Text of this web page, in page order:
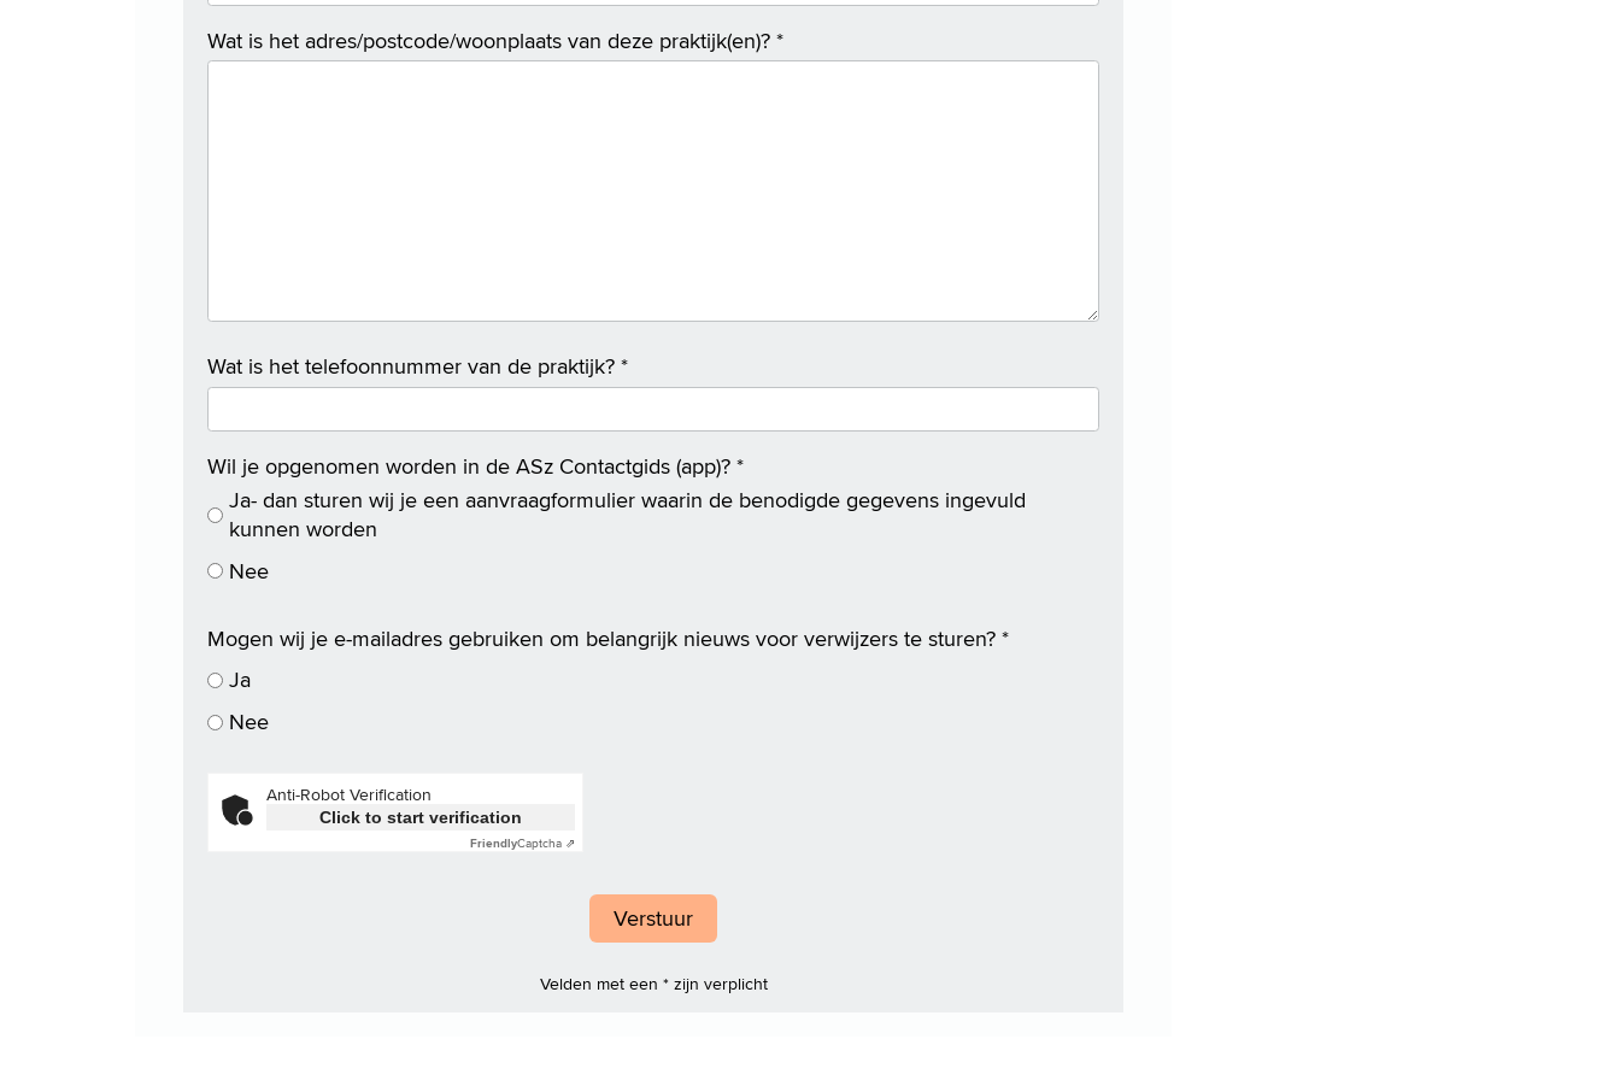
Wat is het adres/postcode/woonplaats van deze praktijk(en)? *
Wat is het telefoonnummer van de praktijk? *
Wil je opgenomen worden in de ASz Contactgids (app)? *
Ja- dan sturen wij je een aanvraagformulier waarin de benodigde gegevens ingevuld
kunnen worden
Nee
Mogen wij je e-mailadres gebruiken om belangrijk nieuws voor verwijzers te sturen? *
Ja
Nee
Anti-Robot Verification
Click to start verification
FriendlyCaptcha ⇗
Velden met een * zijn verplicht